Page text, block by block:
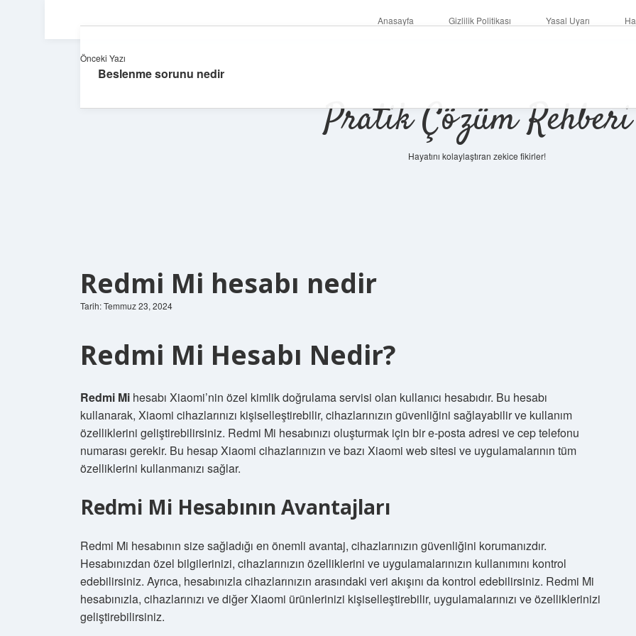
Anasayfa Gizlilik Politikası Yasal Uyarı
Pratik Çözüm Rehberi
Hayatını kolaylaştıran zekice fikirler!
Redmi Mi hesabı nedir
Tarih: Temmuz 23, 2024
Redmi Mi Hesabı Nedir?
Redmi Mi hesabı Xiaomi’nin özel kimlik doğrulama servisi olan kullanıcı hesabıdır. Bu hesabı
kullanarak, Xiaomi cihazlarınızı kişiselleştirebilir, cihazlarınızın güvenliğini sağlayabilir ve kullanım
özelliklerini geliştirebilirsiniz. Redmi Mi hesabınızı oluşturmak için bir e-posta adresi ve cep telefonu
numarası gerekir. Bu hesap Xiaomi cihazlarınızın ve bazı Xiaomi web sitesi ve uygulamalarının tüm
özelliklerini kullanmanızı sağlar.
Redmi Mi Hesabının Avantajları
Redmi Mi hesabının size sağladığı en önemli avantaj, cihazlarınızın güvenliğini korumanızdır.
Hesabınızdan özel bilgilerinizi, cihazlarınızın özelliklerini ve uygulamalarınızın kullanımını kontrol
edebilirsiniz. Ayrıca, hesabınızla cihazlarınızın arasındaki veri akışını da kontrol edebilirsiniz. Redmi Mi
hesabınızla, cihazlarınızı ve diğer Xiaomi ürünlerinizi kişiselleştirebilir, uygulamalarınızı ve özelliklerinizi
geliştirebilirsiniz.
Önceki Yazı
Beslenme sorunu nedir